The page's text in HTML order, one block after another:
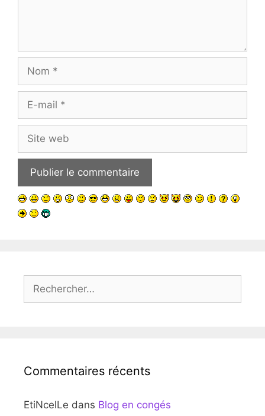
Nom
Site
web
Rechercher :
Commentaires récents
EtiNcelLe dans Blog en congés